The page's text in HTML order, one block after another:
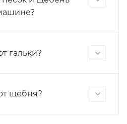
гальки?
щебня?